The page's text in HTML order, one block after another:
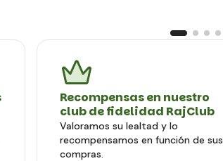
Recompensas en nuestro
club de fidelidad RajClub
Valoramos su lealtad y lo
recompensamos en función de sus
compras.